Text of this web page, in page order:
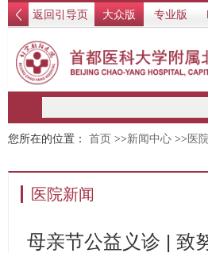
返回引导页 大众版 专业版
您所在的位置： 首页 >>新闻中心 >> 医
医院新闻
母亲节公益义诊 | 致